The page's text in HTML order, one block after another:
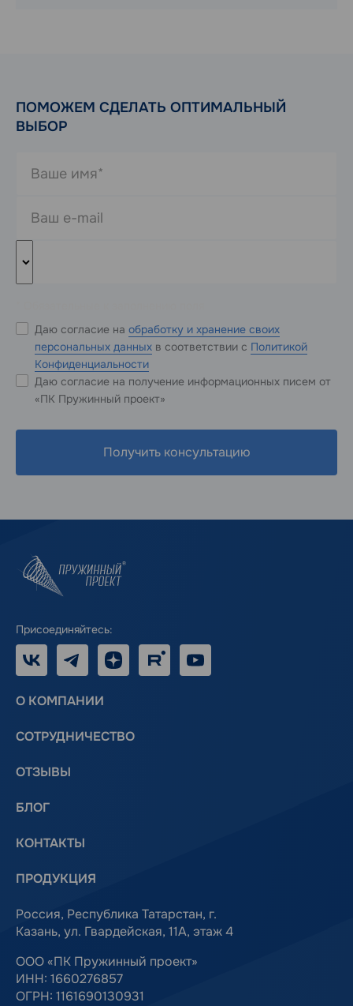
ПОМОЖЕМ СДЕЛАТЬ ОПТИМАЛЬНЫЙ
ВЫБОР
Даю согласие на обработку и хранение своих
персональных данных в соответствии с Политикой
Конфиденциальности
Даю согласие на получение информационных писем от
«ПК Пружинный проект»
Получить консультацию
Присоединяйтесь:
Telegram Дзен RUTUBE
О КОМПАНИИ
СОТРУДНИЧЕСТВО
ОТЗЫВЫ
БЛОГ
КОНТАКТЫ
ПРОДУКЦИЯ
Россия, Республика Татарстан, г.
Казань, ул. Гвардейская, 11А, этаж 4
ООО «ПК Пружинный проект»
ИНН: 1660276857
ОГРН: 1161690130931